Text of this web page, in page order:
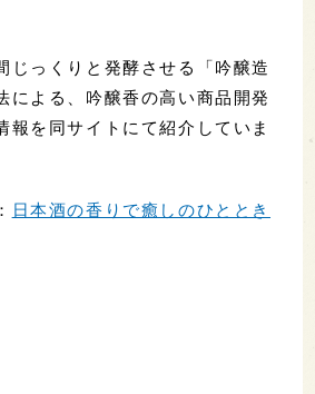
じっくりと発酵させる「吟醸造
による、吟醸香の高い商品開発
報を同サイトにて紹介していま
日本酒の香りで癒しのひととき